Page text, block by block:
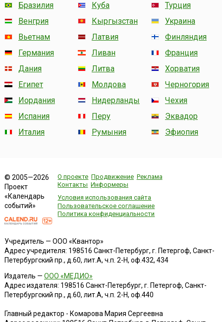
Бразилия
Венгрия
Вьетнам
Германия
Дания
Египет
Иордания
Испания
Италия
Куба
Кыргызстан
Латвия
Ливан
Литва
Молдова
Нидерланды
Перу
Румыния
Турция
Украина
Финляндия
Франция
Хорватия
Черногория
Чехия
Эквадор
Эфиопия
© 2005—2026
Проект
«Календарь
событий»
О проекте Продвижение Реклама
Контакты Информеры
Условия использования сайта
Пользовательское соглашение
Политика конфиденциальности
Учредитель — ООО «Квантор»
Адрес учредителя: 198516 Санкт-Петербург, г. Петергоф, Санкт-
Петербургский пр., д.60, лит.А, ч.п. 2-Н, оф.432, 434
Издатель — ООО «МЕДИО»
Адрес издателя: 198516 Санкт-Петербург, г. Петергоф, Санкт-
Петербургский пр., д.60, лит.А, ч.п. 2-Н, оф.440
Главный редактор - Комарова Мария Сергеевна